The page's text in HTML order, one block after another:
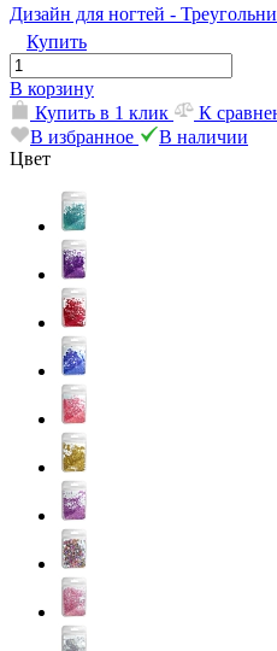
Дизайн для ногтей -
Купить
В корзину
Купить в 1 клик
К
В избранное
В наличии
Цвет